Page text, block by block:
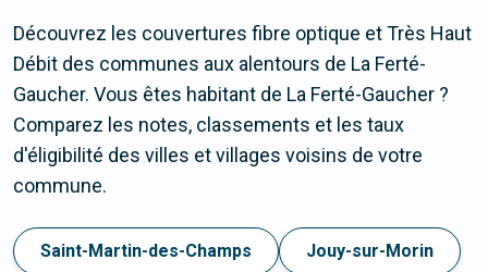
Découvrez les couvertures fibre optique et Très Haut
Débit des communes aux alentours de La Ferté-
Gaucher. Vous êtes habitant de La Ferté-Gaucher ?
Comparez les notes, classements et les taux
d'éligibilité des villes et villages voisins de votre
commune.
Saint-Martin-des-Champs Jouy-sur-Morin